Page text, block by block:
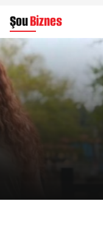
ŞouBiznes
Estetiksiz